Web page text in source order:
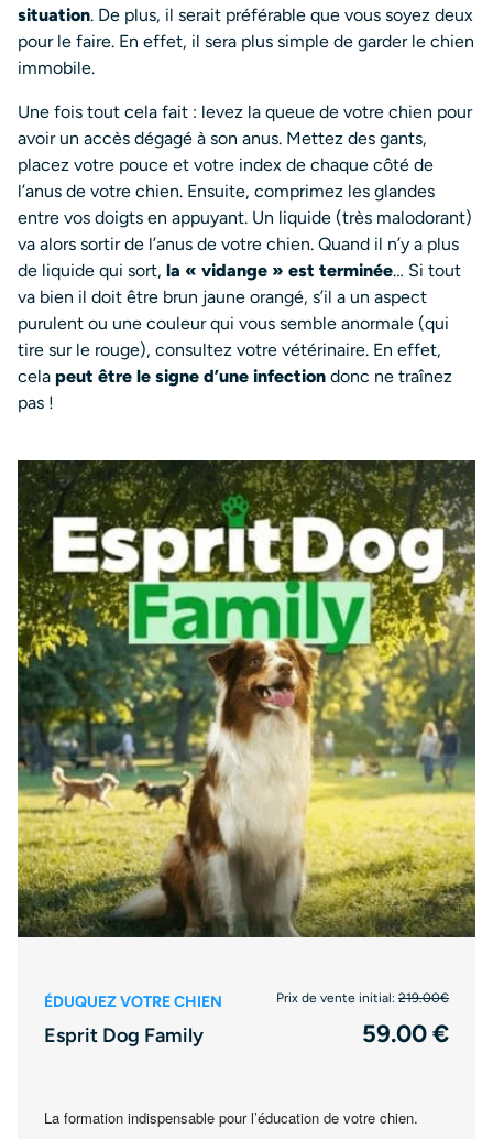
situation. De plus, il serait préférable que vous soyez deux
pour le faire. En effet, il sera plus simple de garder le chien
immobile.
Une fois tout cela fait : levez la queue de votre chien pour
avoir un accès dégagé à son anus. Mettez des gants,
placez votre pouce et votre index de chaque côté de
l’anus de votre chien. Ensuite, comprimez les glandes
entre vos doigts en appuyant. Un liquide (très malodorant)
va alors sortir de l’anus de votre chien. Quand il n’y a plus
de liquide qui sort, la « vidange » est terminée… Si tout
va bien il doit être brun jaune orangé, s’il a un aspect
purulent ou une couleur qui vous semble anormale (qui
tire sur le rouge), consultez votre vétérinaire. En effet,
cela peut être le signe d’une infection donc ne traînez
pas !
ÉDUQUEZ VOTRE CHIEN Prix de vente initial: 219.00€
Esprit Dog Family 59.00 €
La formation indispensable pour l’éducation de votre chien.